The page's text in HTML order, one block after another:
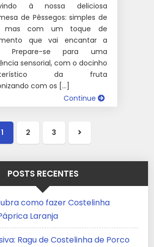
vindo à nossa deliciosa
de Pêssegos: simples de
mas com um toque de
que vai encantar a
Prepare-se para uma
sensorial, com o docinho
da fruta
com os […]
Continue
1 2 3
POSTS RECENTES
como fazer Costelinha
Laranja
Ragu de Costelinha de Porco